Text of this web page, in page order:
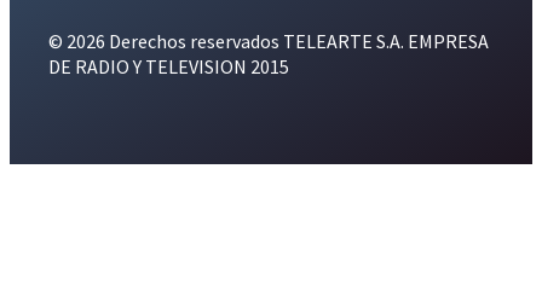
© 2026 Derechos reservados TELEARTE S.A. EMPRESA
DE RADIO Y TELEVISION 2015